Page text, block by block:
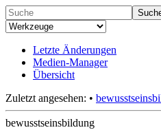
Letzte Änderungen
Medien-Manager
Übersicht
Zuletzt angesehen: •
bewusstseinsbildung